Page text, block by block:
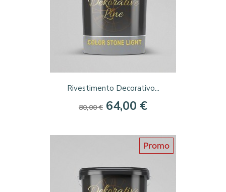
Rivestimento Decorativo...
80,00 € 64,00 €
Promo